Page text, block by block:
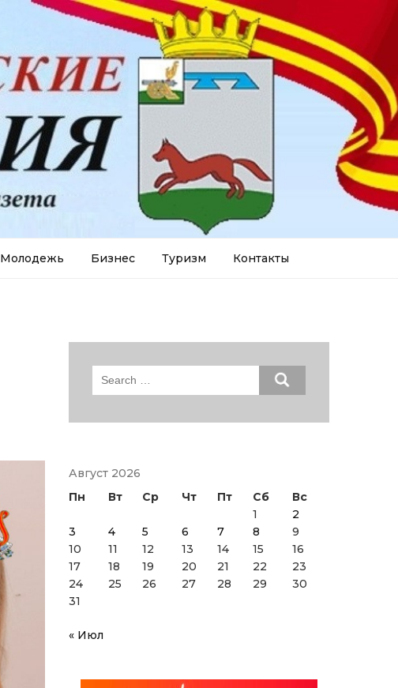
Молодежь Бизнес Туризм Контакты
Search
Август 2026
Пн
Вт Ср Чт Пт Сб
Вс
1
2
3
4 5 6 7 8
9
10
11 12 13 14 15
16
17
18 19 20 21 22
23
24
25 26 27 28 29
30
31
« Июл